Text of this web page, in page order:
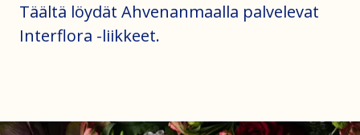
Täältä löydät Ahvenanmaalla palvelevat
Interflora -liikkeet.